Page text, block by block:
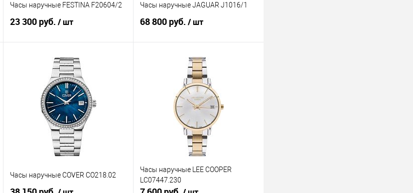
Часы наручные FESTINA F20604/2
23 300 руб. / шт
В корзину
Купить в 1 клик
К сравнению
В избранное
В наличии
Часы наручные JAGUAR J1016/1
68 800 руб. / шт
В корзину
Купить в 1 клик
В избранное
В наличии
Часы наручные COVER CO218.02
Часы наручные LEE COOPER
LC07447.230